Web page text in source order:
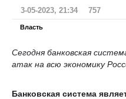
3-05-2023, 21:34 757
Власть
Сегодня банковская
атак на всю экономику
Банковская система